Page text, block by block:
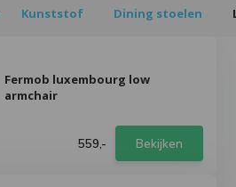
Kunststof Dining stoelen
Fermob luxembourg low
armchair
559,- Bekijken